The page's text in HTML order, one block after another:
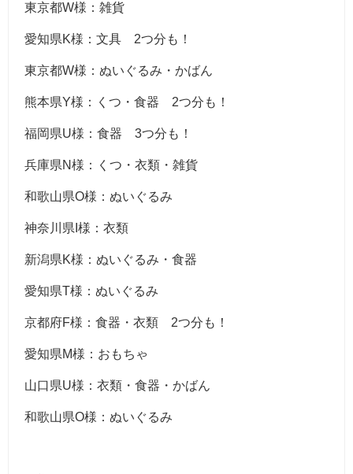
東京都W様：雑貨
愛知県K様：文具 2つ分も！
東京都W様：ぬいぐるみ・かばん
熊本県Y様：くつ・食器 2つ分も！
福岡県U様：食器 3つ分も！
兵庫県N様：くつ・衣類・雑貨
和歌山県O様：ぬいぐるみ
神奈川県I様：衣類
新潟県K様：ぬいぐるみ・食器
愛知県T様：ぬいぐるみ
京都府F様：食器・衣類 2つ分も！
愛知県M様：おもちゃ
山口県U様：衣類・食器・かばん
和歌山県O様：ぬいぐるみ